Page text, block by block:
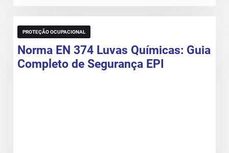
PROTEÇÃO OCUPACIONAL
Norma EN 374 Luvas Químicas: Guia
Completo de Segurança EPI